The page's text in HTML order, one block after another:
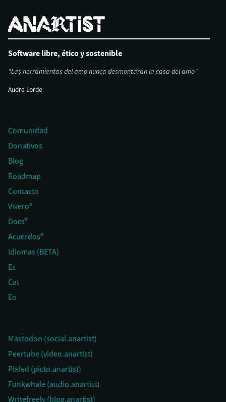
Software libre, ético y sostenible
"Las herramientas del amo nunca desmontarán la casa del amo"
Audre Lorde
Comunidad
Donativos
Blog
Roadmap
Contacto
Viveroº
Docsº
Acuerdosº
Idiomas (BETA)
Es
Cat
Eo
Mastodon (social.anartist)
Peertube (video.anartist)
Pixfed (picto.anartist)
Funkwhale (audio.anartist)
Writefreely (blog.anartist)